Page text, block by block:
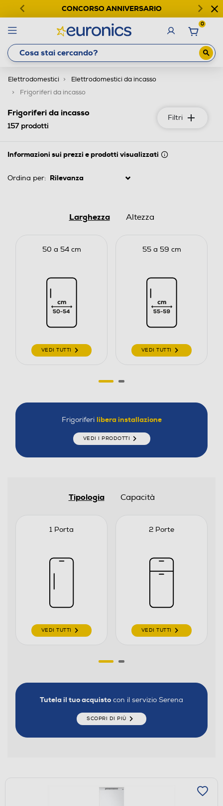
CONCORSO ANNIVERSARIO
0
Elettrodomestici
Elettrodomestici da incasso
Frigoriferi da incasso
Filtri
Frigoriferi da incasso
157prodotti
Informazioni sui prezzi e prodotti visualizzati
Ordina per:
Larghezza Altezza
50 a 54 cm
VEDI TUTTI
55 a 59 cm
VEDI TUTTI
Frigoriferi libera installazione
VEDI I PRODOTTI
Tipologia Capacità
1 Porta
VEDI TUTTI
2 Porte
VEDI TUTTI
Tutela il tuo acquisto con il servizio Serena
SCOPRI DI PIÙ